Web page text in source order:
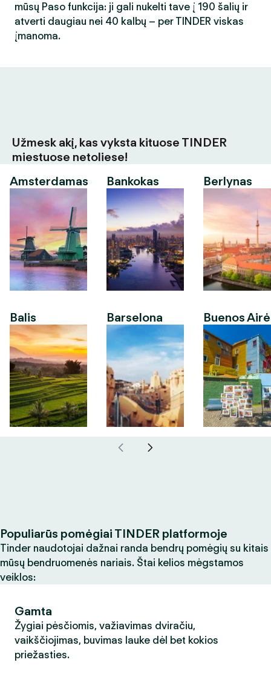
mūsų Paso funkcija: ji gali nukelti tave į 190 šalių ir
atverti daugiau nei 40 kalbų – per TINDER viskas
įmanoma.
Užmesk akį, kas vyksta kituose TINDER
miestuose netoliese!
Amsterdamas
Balis
Bankokas
Barselona
Berlynas
Buenos
Populiarūs pomėgiai TINDER platformoje
Tinder naudotojai dažnai randa bendrų pomėgių su kitais
mūsų bendruomenės nariais. Štai kelios mėgstamos
veiklos:
Gamta
Žygiai pėsčiomis, važiavimas dviračiu,
vaikščiojimas, buvimas lauke dėl bet kokios
priežasties.